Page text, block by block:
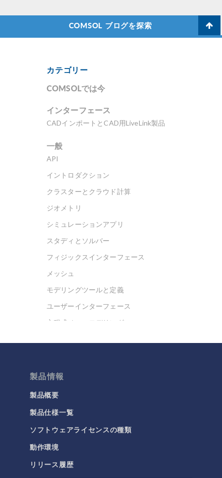
COMSOL ブログを探索
カテゴリー
COMSOLでは今
インターフェース
CADインポートとCAD用LiveLink製品
一般
API
イントロダクション
クラスターとクラウド計算
ジオメトリ
シミュレーションアプリ
スタディとソルバー
フィジックスインターフェース
メッシュ
モデリングツールと定義
ユーザーインターフェース
方程式ベースモデリング
結果と可視化
今日の科学
化学
バッテリデザイン
化学反応工学
燃料電池＆電解槽
製品情報
製品概要
製品仕様一覧
ソフトウェアライセンスの種類
動作環境
リリース履歴